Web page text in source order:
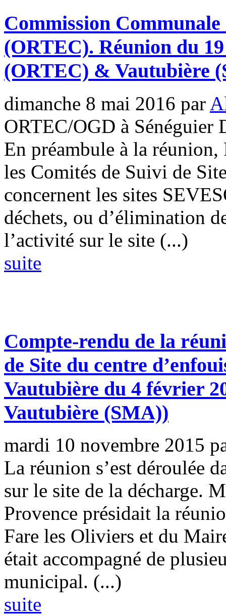
Commission
(ORTEC). Réunion du
(ORTEC) & Vautubière
dimanche 8 mai 2016 par
ORTEC/OGD à Sénéguier
En préambule à la
les Comités de Suivi de
concernent les sites
déchets, ou d’élimination
l’activité sur le site (...)
suite
Compte-rendu de la
de Site du centre
Vautubière du 4 février
Vautubière (SMA))
mardi 10 novembre 2015
La réunion s’est déroulée
sur le site de la décharge.
Provence présidait la
Fare les Oliviers et du
était accompagné de
municipal. (...)
suite